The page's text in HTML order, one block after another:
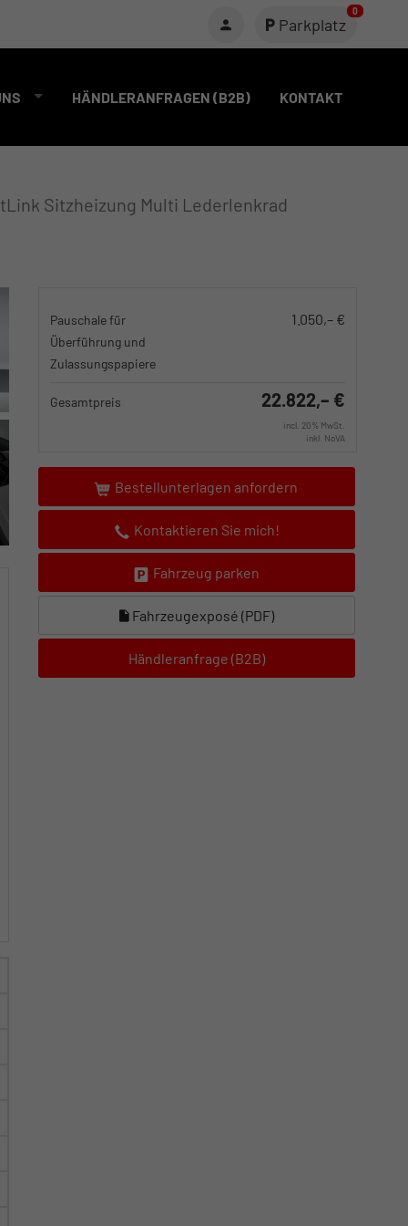
Parkplatz
0
HÄNDLERANFRAGEN (B2B) KONTAKT
Sitzheizung Multi Lederlenkrad
Pauschale für
Überführung und
Zulassungspapiere
1.050,– €
Gesamtpreis 22.822,– €
incl. 20% MwSt.
inkl. NoVA
Bestellunterlagen anfordern
Kontaktieren Sie mich!
Fahrzeug parken
Fahrzeugexposé (PDF)
Händleranfrage (B2B)